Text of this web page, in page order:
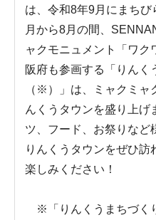
は、令和8年9月にまち
月から8月の間、
ャクモニュメント「ワク
阪府も参画する「りんく
（※）」は、ミャクミャ
んくうタウンを盛り上げ
ツ、フード、お祭りなど
りんくうタウンをぜひ訪
楽しみください！
※「りんくうまちづく